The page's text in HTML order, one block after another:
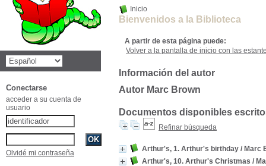
Inicio
Bienvenidos a la Biblioteca
A partir de esta página puede:
Volver a la pantalla de inicio con las
Información del autor
Autor Marc Brown
Documentos disponibles
Refinar búsqueda
Arthur's, 1. Arthur's birthday / Marc
Arthur's, 10. Arthur's Christmas /
Conectarse
acceder a su cuenta de
usuario
Olvidé mi contraseña